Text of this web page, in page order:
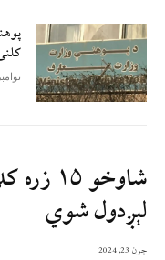
نوامبر 10, 2024
شاوخو
لېږدول شوي
جون 23, 2024